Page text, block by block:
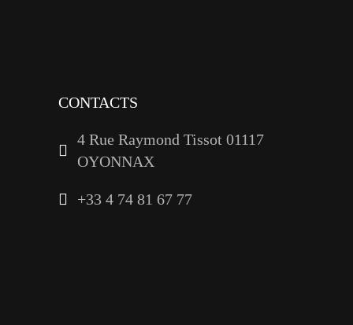
CONTACTS
4 Rue Raymond Tissot 01117
OYONNAX
+33 4 74 81 67 77